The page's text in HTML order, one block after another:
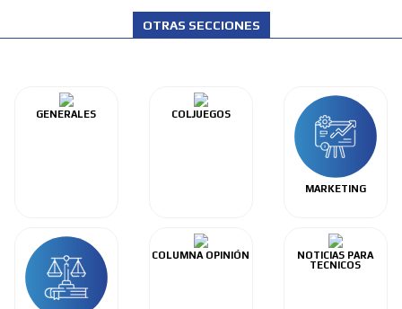
OTRAS SECCIONES
GENERALES COLJUEGOS
MARKETING
COLUMNA OPINIÓN
NOTICIAS PARA
TECNICOS